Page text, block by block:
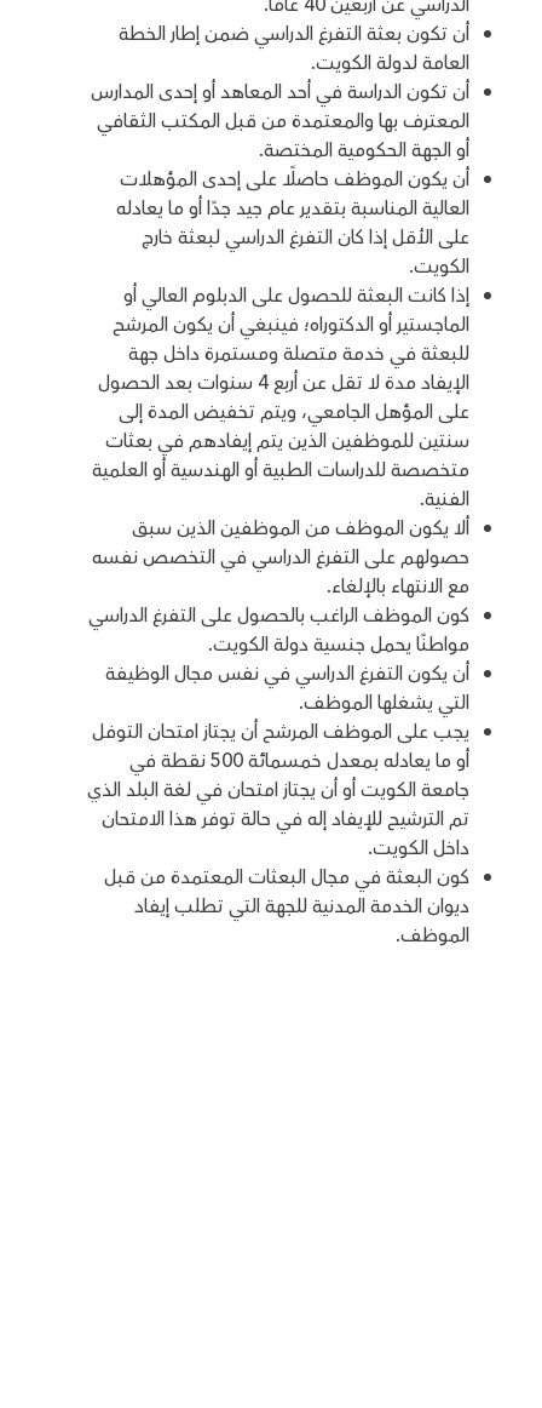
أن تكون بعثة التفرغ الدراسي ضمن إطار الخطة
العامة لدولة الكويت.
أن تكون الدراسة في أحد المعاهد أو إحدى المدارس
المعترف بها والمعتمدة من قبل المكتب الثقافي
أو الجهة الحكومية المختصة.
أن يكون الموظف حاصلًا على إحدى المؤهلات
العالية المناسبة بتقدير عام جيد جدًا أو ما يعادله
على الأقل إذا كان التفرغ الدراسي لبعثة خارج
الكويت.
إذا كانت البعثة للحصول على الدبلوم العالي أو
الماجستير أو الدكتوراه؛ فينبغي أن يكون المرشح
للبعثة في خدمة متصلة ومستمرة داخل جهة
الإيفاد مدة لا تقل عن أربع 4 سنوات بعد الحصول
على المؤهل الجامعي، ويتم تخفيض المدة إلى
سنتين للموظفين الذين يتم إيفادهم في بعثات
متخصصة للدراسات الطبية أو الهندسية أو العلمية
الفنية.
ألا يكون الموظف من الموظفين الذين سبق
حصولهم على التفرغ الدراسي في التخصص نفسه
مع الانتهاء بالإلغاء.
كون الموظف الراغب بالحصول على التفرغ الدراسي
مواطنًا يحمل جنسية دولة الكويت.
أن يكون التفرغ الدراسي في نفس مجال الوظيفة
التي يشغلها الموظف.
يجب على الموظف المرشح أن يجتاز امتحان التوفل
أو ما يعادله بمعدل خمسمائة 500 نقطة في
جامعة الكويت أو أن يجتاز امتحان في لغة البلد الذي
تم الترشيح للإيفاد إله في حالة توفر هذا الامتحان
داخل الكويت.
كون البعثة في مجال البعثات المعتمدة من قبل
ديوان الخدمة المدنية للجهة التي تطلب إيفاد
الموظف.